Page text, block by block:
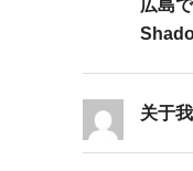
広島
关于我